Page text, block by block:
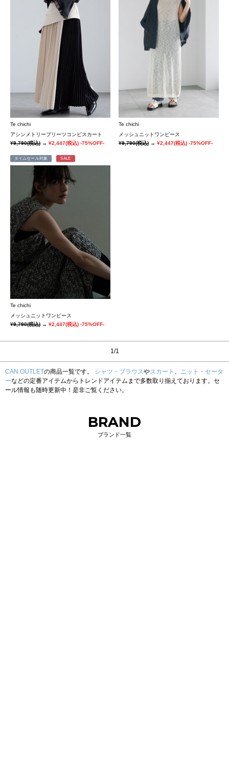
Te chichi
アシンメトリープリーツコンビスカート
¥9,790(税込) → ¥2,447(税込) -75%OFF-
Te chichi
メッシュニットワンピース
¥9,790(税込)→¥2,447(税込) -75%OFF-
タイムセール対象 SALE
Te chichi
メッシュニットワンピース
¥9,790(税込) → ¥2,447(税込) -75%OFF-
1/1
CAN OUTLETの商品一覧です。 シャツ・ブラウスやスカート 、 ニット・セータ
ーなどの定番アイテムからトレンドアイテムまで多数取り揃えております。セ
ール情報も随時更新中！是非ご覧ください。
BRAND
ブランド一覧